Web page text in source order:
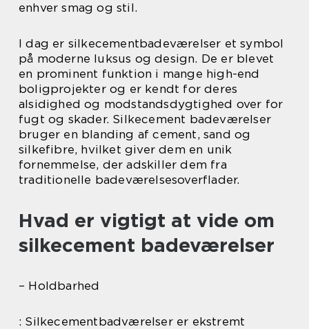
enhver smag og stil.
I dag er silkecementbadeværelser et symbol
på moderne luksus og design. De er blevet
en prominent funktion i mange high-end
boligprojekter og er kendt for deres
alsidighed og modstandsdygtighed over for
fugt og skader. Silkecement badeværelser
bruger en blanding af cement, sand og
silkefibre, hvilket giver dem en unik
fornemmelse, der adskiller dem fra
traditionelle badeværelsesoverflader.
Hvad er vigtigt at vide om
silkecement badeværelser
– Holdbarhed
: Silkecementbadværelser er ekstremt